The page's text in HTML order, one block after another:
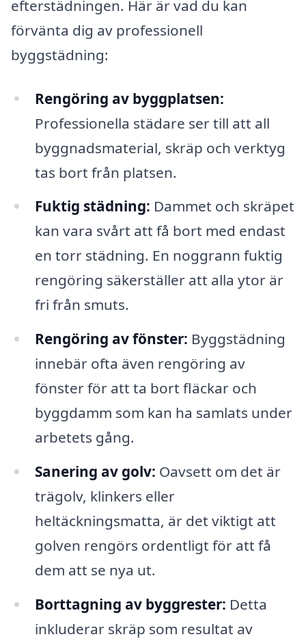
efterstädningen. Här är vad du kan
förvänta dig av professionell
byggstädning:
Rengöring av byggplatsen:
Professionella städare ser till att all
byggnadsmaterial, skräp och verktyg
tas bort från platsen.
Fuktig städning: Dammet och skräpet
kan vara svårt att få bort med endast
en torr städning. En noggrann fuktig
rengöring säkerställer att alla ytor är
fri från smuts.
Rengöring av fönster: Byggstädning
innebär ofta även rengöring av
fönster för att ta bort fläckar och
byggdamm som kan ha samlats under
arbetets gång.
Sanering av golv: Oavsett om det är
trägolv, klinkers eller
heltäckningsmatta, är det viktigt att
golven rengörs ordentligt för att få
dem att se nya ut.
Borttagning av byggrester: Detta
inkluderar skräp som resultat av